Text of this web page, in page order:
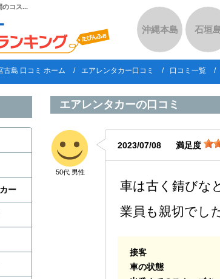
のコス...
沖縄本島 石垣
古島 口コミ ホーム エアレンタカー口コミ 口コミ一覧
エアレンタカーの口コミ
50代 男性
2023/07/08 満足度
車は古く錆びな
業員も親切でし
接客
車の状態
ー